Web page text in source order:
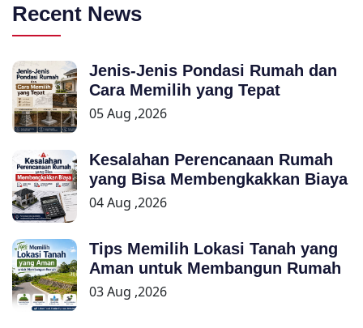
Recent News
Jenis-Jenis Pondasi Rumah dan
Cara Memilih yang Tepat
05 Aug ,2026
Kesalahan Perencanaan Rumah
yang Bisa Membengkakkan Biaya
04 Aug ,2026
Tips Memilih Lokasi Tanah yang
Aman untuk Membangun Rumah
03 Aug ,2026